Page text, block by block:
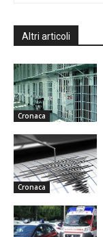
Altri articoli
Cronaca
Cronaca